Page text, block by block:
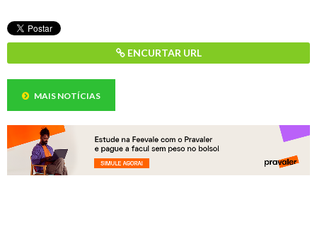
ENCURTAR URL
MAIS NOTÍCIAS